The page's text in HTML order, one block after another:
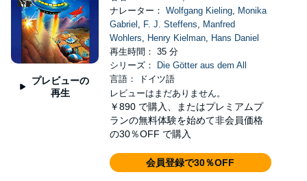
プレビューの
再生
ナレーター： Wolfgang Kieling, Monika
Gabriel , F. J. Steffens, Manfred
Wohlers, Henry Kielman, Hans Daniel
再生時間： 35 分
シリーズ：
Die Götter aus dem All
言語： ドイツ語
レビューはまだありません。
￥890 で購入、またはプレミアムプ
ランの無料体験を始めて非会員価格
の30％OFF で購入
会員登録で30％OFF